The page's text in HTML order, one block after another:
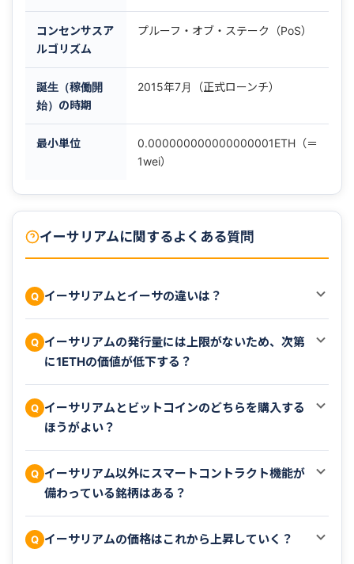
コンセンサスア
ルゴリズム
プルーフ・オブ・ステーク（PoS）
誕生（稼働開
始）の時期
2015年7月（正式ローンチ）
最小単位
0.000000000000000001ETH（＝
1wei）
イーサリアムに関するよくある質問
Q イーサリアムとイーサの違いは？
Q イーサリアムの発行量には上限がないため、次第
に1ETHの価値が低下する？
Q イーサリアムとビットコインのどちらを購入する
ほうがよい？
Q イーサリアム以外にスマートコントラクト機能が
備わっている銘柄はある？
Q イーサリアムの価格はこれから上昇していく？